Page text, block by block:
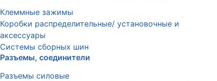
Клеммные зажимы
Коробки распределительные/ установочные и
аксессуары
Системы сборных шин
Разъемы, соединители
Разъемы силовые